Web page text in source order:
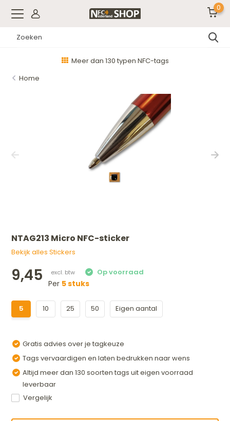
0
Meer dan 130 typen NFC-tags
Home
NTAG213 Micro NFC-sticker
Bekijk alles Stickers
9,45 Per 5 stuks
5 10 25 50 Eigen aantal
Gratis advies over je tagkeuze
Tags vervaardigen en laten bedrukken naar wens
Altijd meer dan 130 soorten tags uit eigen voorraad
leverbaar
Vergelijk